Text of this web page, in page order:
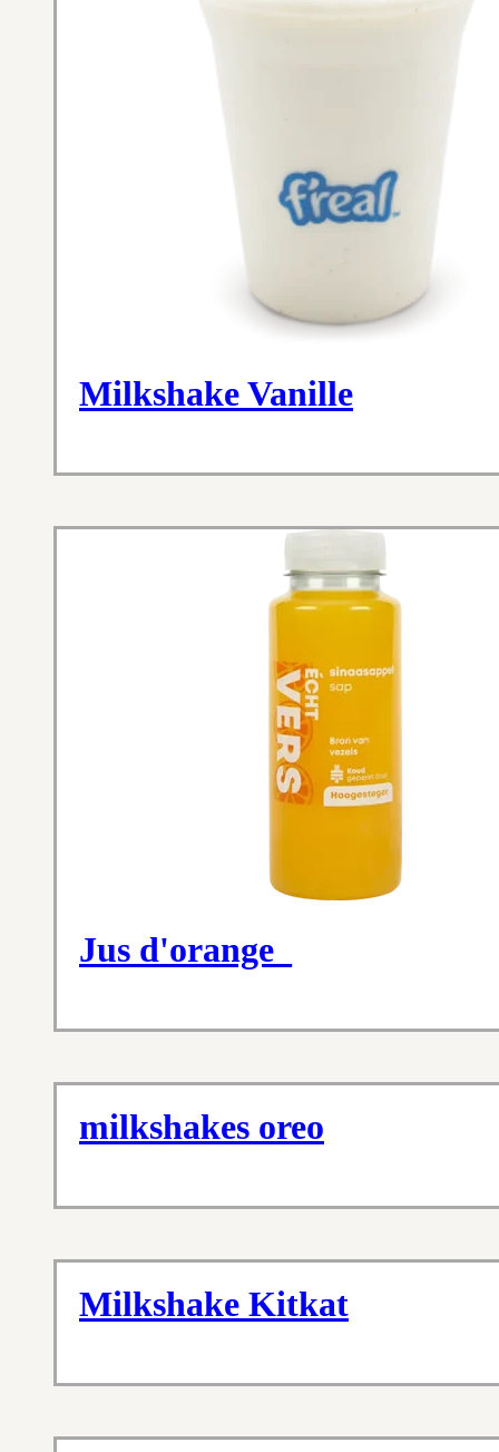
Milkshake Vanille
Jus d'orange_
milkshakes oreo
Milkshake Kitkat